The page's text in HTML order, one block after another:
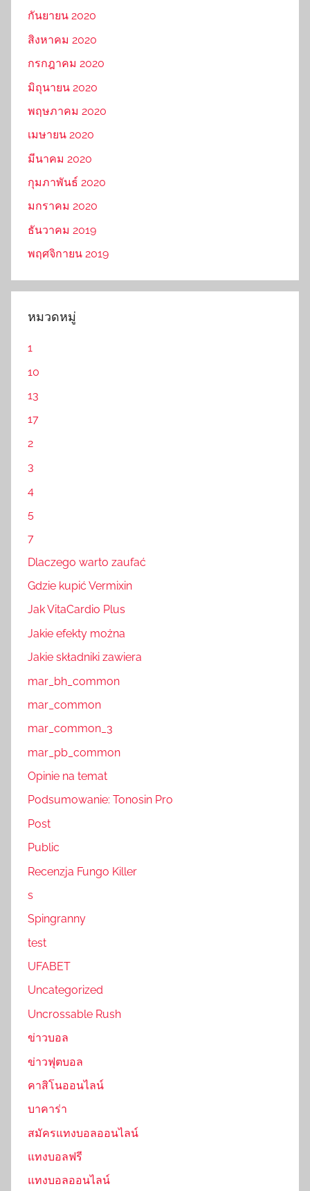
กันยายน 2020
สิงหาคม 2020
กรกฎาคม 2020
มิถุนายน 2020
พฤษภาคม 2020
เมษายน 2020
มีนาคม 2020
กุมภาพันธ์ 2020
มกราคม 2020
ธันวาคม 2019
พฤศจิกายน 2019
หมวดหมู่
1
10
13
17
2
3
4
5
7
Dlaczego warto zaufać
Gdzie kupić Vermixin
Jak VitaCardio Plus
Jakie efekty można
Jakie składniki zawiera
mar_bh_common
mar_common
mar_common_3
mar_pb_common
Opinie na temat
Podsumowanie: Tonosin Pro
Post
Public
Recenzja Fungo Killer
s
Spingranny
test
UFABET
Uncategorized
Uncrossable Rush
ข่าวบอล
ข่าวฟุตบอล
คาสิโนออนไลน์
บาคาร่า
สมัครแทงบอลออนไลน์
แทงบอลฟรี
แทงบอลออนไลน์